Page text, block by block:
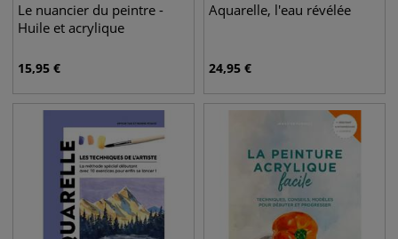
Le nuancier du peintre -
Huile et acrylique
15,95 €
Aquarelle, l'eau révélée
24,95 €